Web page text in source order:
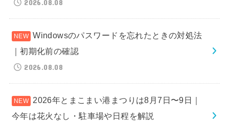
2026.08.08
Windowsのパスワードを忘れたときの対処法
｜初期化前の確認
2026.08.08
2026年とまこまい港まつりは8月7日〜9日｜
今年は花火なし・駐車場や日程を解説